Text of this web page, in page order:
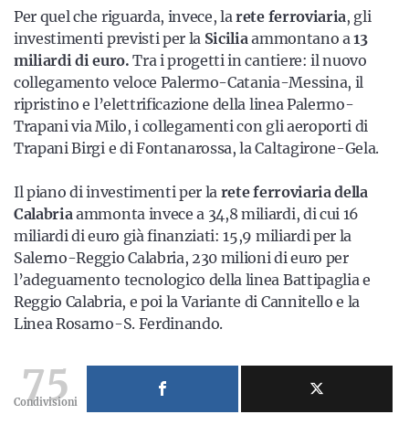
Per quel che riguarda, invece, larete ferroviaria, gli
investimenti previsti per la Sicilia ammontano a13
miliardi di euro. Tra i progetti in cantiere: il nuovo
collegamento veloce Palermo-Catania-Messina, il
ripristino e l’elettrificazione della linea Palermo-
Trapani via Milo, i collegamenti con gli aeroporti di
Trapani Birgi e di Fontanarossa, la Caltagirone-Gela.
Il piano di investimenti per la rete ferroviaria della
Calabria ammonta invece a 34,8 miliardi, di cui 16
miliardi di euro già finanziati: 15,9 miliardi per la
Salerno-Reggio Calabria, 230 milioni di euro per
l’adeguamento tecnologico della linea Battipaglia e
Reggio Calabria, e poi la Variante di Cannitello e la
Linea Rosarno-S. Ferdinando.
75
Condivisioni